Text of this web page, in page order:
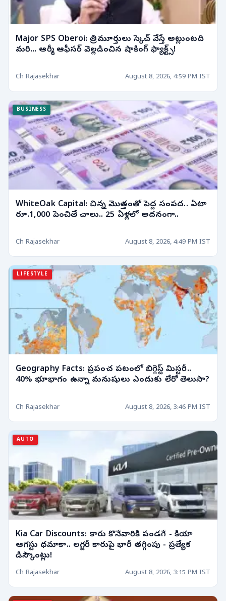
Major SPS Oberoi: త్రిమూర్తులు స్కెచ్ వేస్తే అట్లుంటది
మరి... ఆర్మీ ఆఫీసర్ వెల్లడించిన షాకింగ్ ఫ్యాక్ట్స్!
Ch Rajasekhar August 8, 2026, 4:59 PM IST
BUSINESS
WhiteOak Capital: చిన్న మొత్తంతో పెద్ద సంపద.. ఏటా
రూ.1,000 పెంచితే చాలు.. 25 ఏళ్లలో అదనంగా..
Ch Rajasekhar August 8, 2026, 4:49 PM IST
LIFESTYLE
Geography Facts: ప్రపంచ పటంలో బిగ్గెస్ట్ మిస్టరీ..
40% భూభాగం ఉన్నా మనుషులు ఎందుకు లేరో తెలుసా?
Ch Rajasekhar August 8, 2026, 3:46 PM IST
AUTO
Kia Car Discounts: కారు కొనేవారికి పండగే - కియా
ఆగస్టు ధమాకా.. లగ్జరీ కారుపై భారీ తగ్గింపు - ప్రత్యేక
డిస్కౌంట్లు!
Ch Rajasekhar August 8, 2026, 3:15 PM IST